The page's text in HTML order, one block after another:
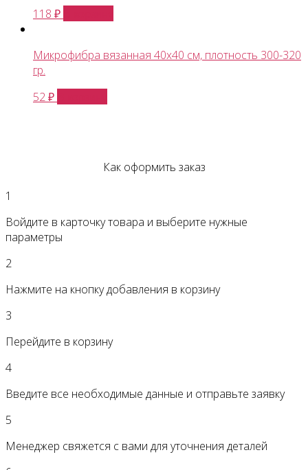
118 ₽
Микрофибра вязанная 40х40 см, плотность 300-320
гр.
52₽
Как оформить заказ
1
Войдите в карточку товара и выберите нужные
параметры
2
Нажмите на кнопку добавления в корзину
3
Перейдите в корзину
4
Введите все необходимые данные и отправьте заявку
5
Менеджер свяжется с вами для уточнения деталей